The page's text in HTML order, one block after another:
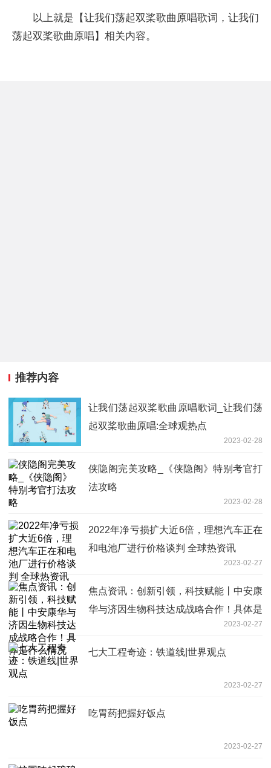
以上就是【让我们荡起双桨歌曲原唱歌词，让我们
荡起双桨歌曲原唱】相关内容。
推荐内容
让我们荡起双桨歌曲原唱歌词_让我们荡
起双桨歌曲原唱:全球观热点
2023-02-28
侠隐阁完美攻略_《侠隐阁》特别考官打
法攻略
2023-02-28
2022年净亏损扩大近6倍，理想汽车正在
和电池厂进行价格谈判 全球热资讯
2023-02-27
焦点资讯：创新引领，科技赋能丨中安康
华与济因生物科技达成战略合作！具体是
2023-02-27
七大工程奇迹：铁道线|世界观点
2023-02-27
吃胃药把握好饭点
2023-02-27